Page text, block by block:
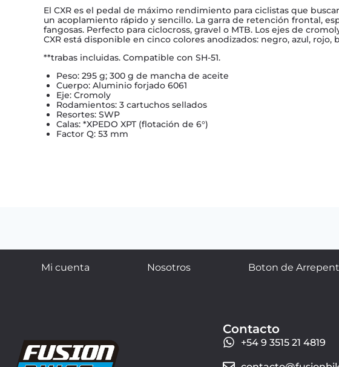
El CXR es el pedal de máximo rendimiento para ciclistas que
un acoplamiento rápido y sencillo. La garra de retención frontal,
fangosas. Perfecto para ciclocross, gravel o MTB. Los ejes de
CXR está disponible en cinco colores anodizados: negro, azul, rojo,
**trabas incluidas. Compatible con SH-51.
Peso: 295 g; 300 g de mancha de aceite
Cuerpo: Aluminio forjado 6061
Eje: Cromoly
Rodamientos: 3 cartuchos sellados
Resortes: SWP
Calas: *XPEDO XPT (flotación de 6°)
Factor Q: 53 mm
Mi cuenta Nosotros Boton de
Contacto
+54 9 3515 21 4819